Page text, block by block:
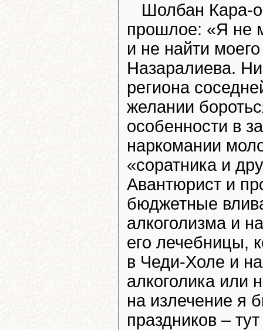
Шолбан Кара-
прошлое: «Я не
и не найти
Назаралиева.
региона
желании
особенности в
наркомании
«соратника и
Авантюрист и
бюджетные
алкоголизма и
его лечебницы,
в Чеди-Холе и
алкоголика или
на излечение я
праздников –